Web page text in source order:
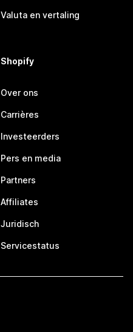
Valuta en vertaling
Shopify
Over ons
Carrières
Investeerders
Pers en media
Partners
Affiliates
Juridisch
Servicestatus